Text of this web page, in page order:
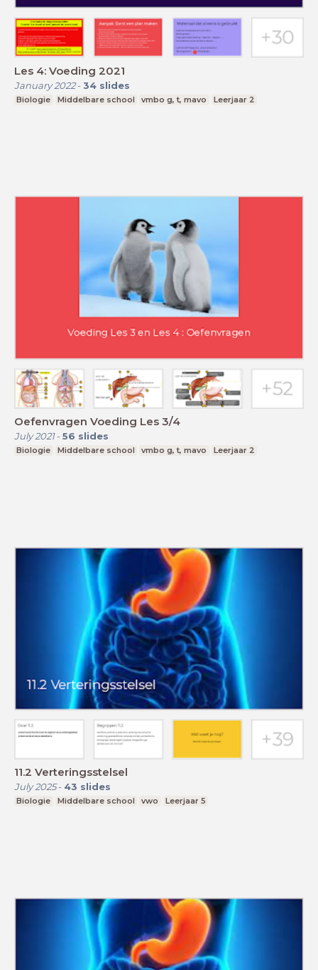
Les 4: Voeding 2021
January 2022- 34 slides
Biologie Middelbare school vmbo g, t, mavo Leerjaar 2
Oefenvragen Voeding Les 3/4
July 2021- 56 slides
Biologie Middelbare school vmbo g, t, mavo Leerjaar 2
11.2 Verteringsstelsel
July 2025- 43 slides
Biologie Middelbare school vwo Leerjaar 5